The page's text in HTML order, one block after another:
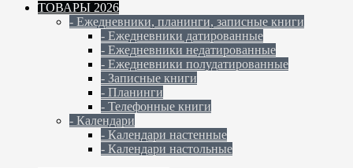
ТОВАРЫ 2026
- Ежедневники, планинги, записные книги
- Ежедневники датированные
- Ежедневники недатированные
- Ежедневники полудатированные
- Записные книги
- Планинги
- Телефонные книги
- Календари
- Календари настенные
- Календари настольные